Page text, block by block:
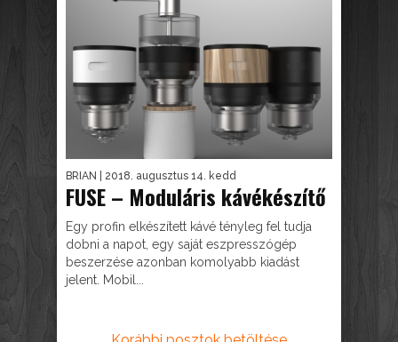
BRIAN | 2018. augusztus 14. kedd
FUSE – Moduláris kávékészítő
Egy profin elkészített kávé tényleg fel tudja
dobni a napot, egy saját eszpresszógép
beszerzése azonban komolyabb kiadást
jelent. Mobil...